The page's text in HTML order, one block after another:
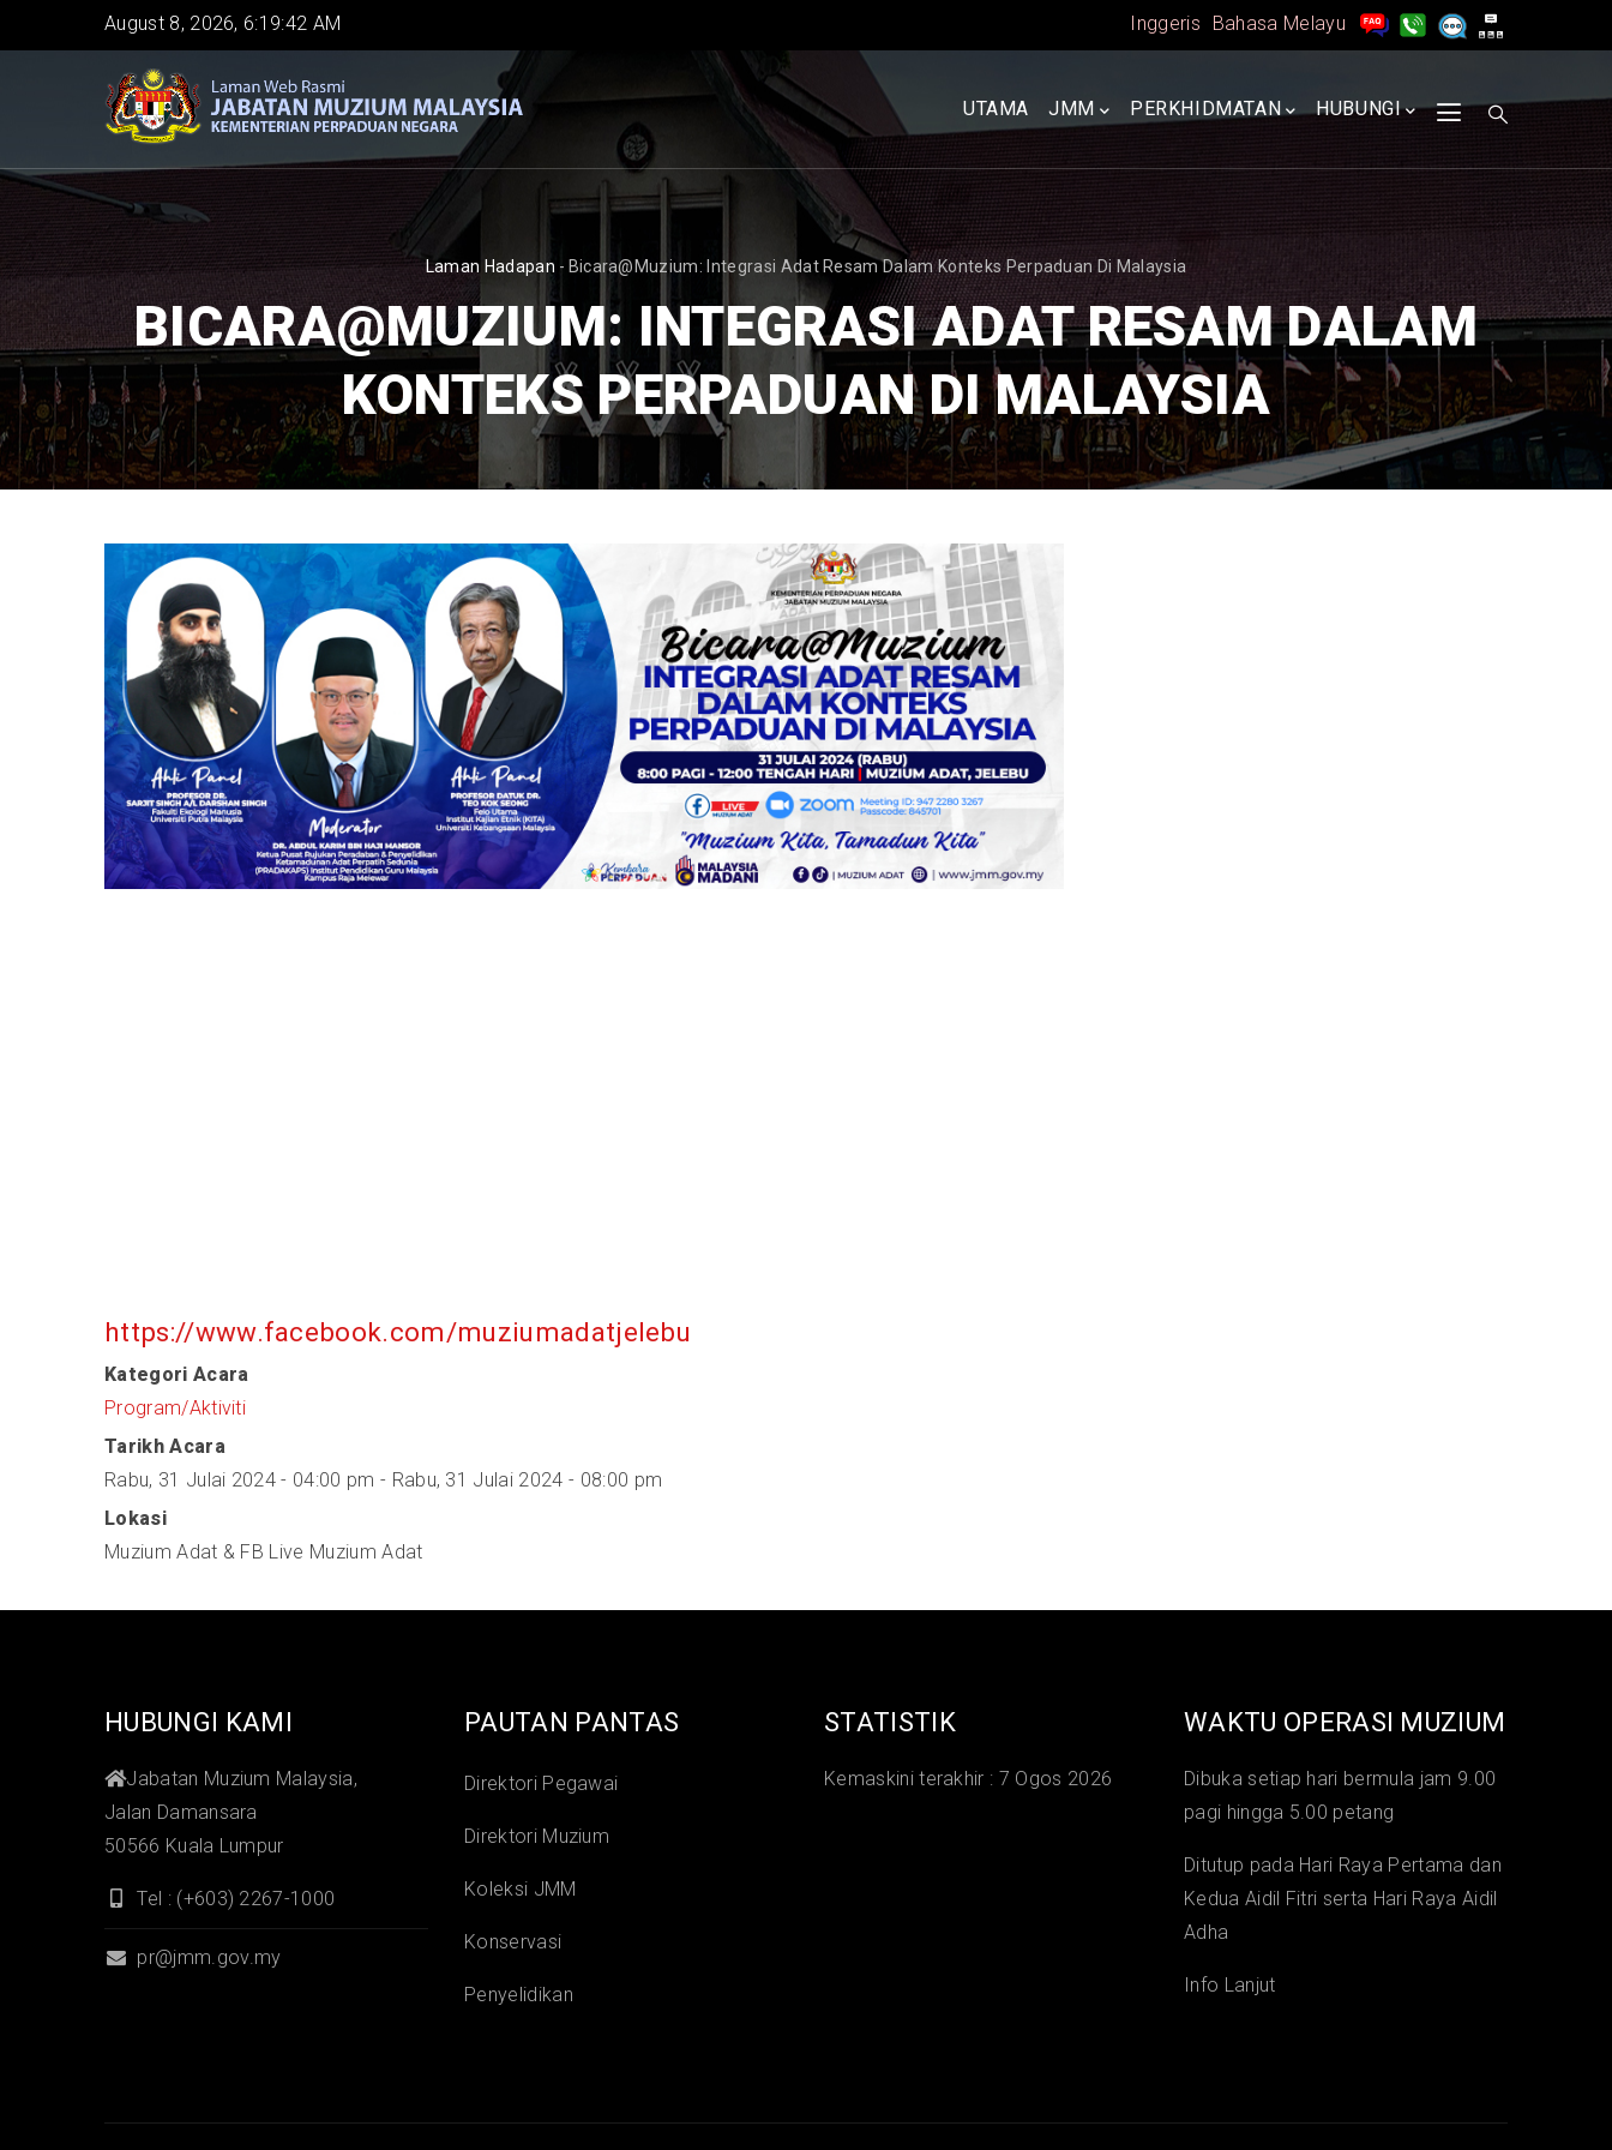
to
August 8, 2026, 6:19:42 AM Inggeris Bahasa Melayu
UTAMA
[BM]
UTAMA JMM PERKHIDMATAN HUBUNGI
BREADCRUMB
Laman Hadapan - Bicara@Muzium: Integrasi Adat Resam Dalam Konteks Perpaduan Di Malaysia
BICARA@MUZIUM: INTEGRASI ADAT RESAM DALAM
KONTEKS PERPADUAN DI MALAYSIA
https://www.facebook.com/muziumadatjelebu
Kategori Acara
Program/Aktiviti
Tarikh Acara
Rabu, 31 Julai 2024 - 04:00 pm - Rabu, 31 Julai 2024 - 08:00 pm
Lokasi
Muzium Adat & FB Live Muzium Adat
HUBUNGI KAMI
Jabatan Muzium Malaysia,
Jalan Damansara
50566 Kuala Lumpur
Tel : (+603) 2267-1000
pr@jmm.gov.my
PAUTAN PANTAS
Direktori Pegawai
Direktori Muzium
Koleksi JMM
Konservasi
Penyelidikan
STATISTIK
Kemaskini terakhir : 7 Ogos 2026
WAKTU OPERASI MUZIUM
Dibuka setiap hari bermula jam 9.00
pagi hingga 5.00 petang
Ditutup pada Hari Raya Pertama dan
Kedua Aidil Fitri serta Hari Raya Aidil
Adha
Info Lanjut